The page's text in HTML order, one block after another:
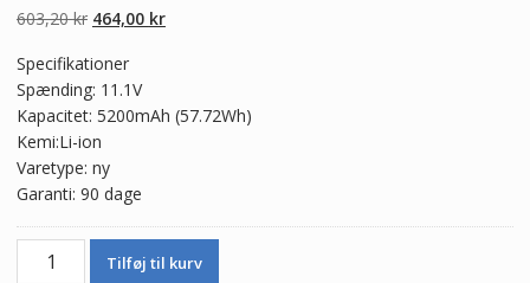
603,20kr Den
pris
var:
603,20 kr.
464,00 krDen
464,00 kr.
Specifikationer
Spænding: 11.1V
Kapacitet: 5200mAh (57.72Wh)
Kemi:Li-ion
Varetype: ny
Garanti: 90 dage
Batteri
Tilføj til kurv